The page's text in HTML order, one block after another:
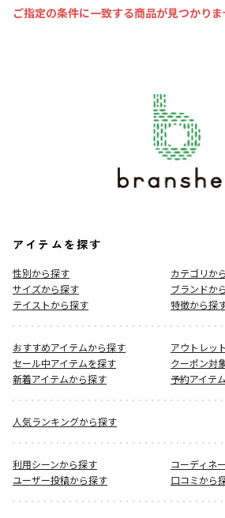
ご指定の条件に一致する商品が見つかりま
アイテムを探す
性別から探す
カテゴリか
サイズから探す
ブランドか
テイストから探す
特徴から探
おすすめアイテムから探す
アウトレッ
セール中アイテムを探す
クーポン対
新着アイテムから探す
予約アイテ
人気ランキングから探す
利用シーンから探す
コーディネ
ユーザー投稿から探す
口コミから